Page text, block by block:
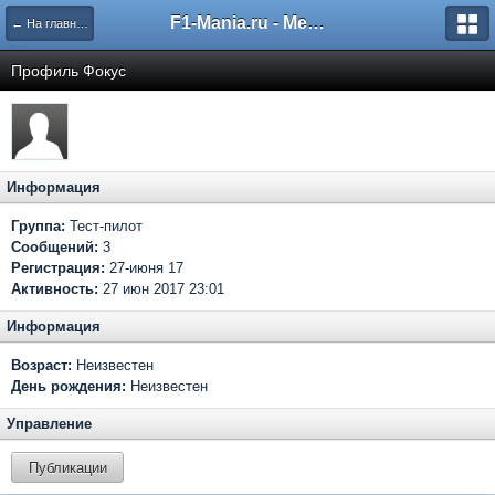
← На главную F1-Mania.ru - Международный чемпионат по симрейсингу
Профиль Фокус
Информация
Группа: Тест-пилот
Сообщений: 3
Регистрация: 27-июня 17
Активность: 27 июн 2017 23:01
Информация
Возраст: Неизвестен
День рождения: Неизвестен
Управление
Публикации